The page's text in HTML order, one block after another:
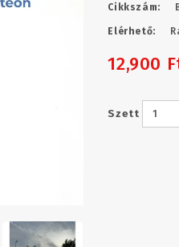
Cikkszám:
Elérhető:
12,900
Szett